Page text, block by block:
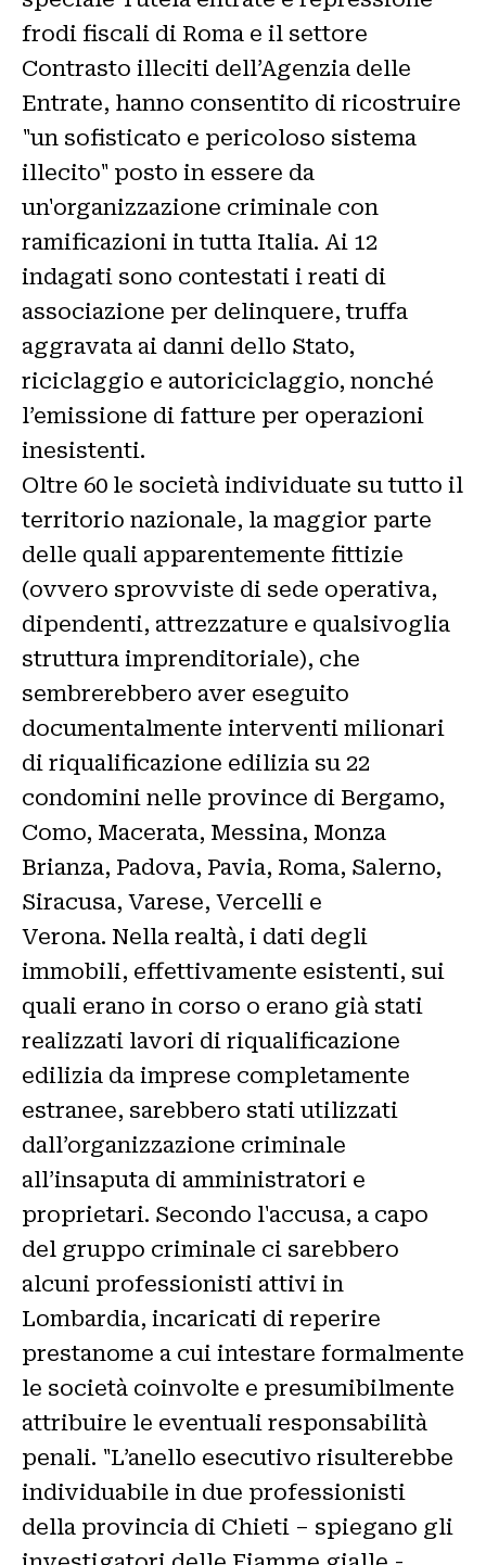
frodi fiscali di Roma e il settore
Contrasto illeciti dell’Agenzia delle
Entrate, hanno consentito di ricostruire
"un sofisticato e pericoloso sistema
illecito" posto in essere da
un'organizzazione criminale con
ramificazioni in tutta Italia. Ai 12
indagati sono contestati i reati di
associazione per delinquere, truffa
aggravata ai danni dello Stato,
riciclaggio e autoriciclaggio, nonché
l’emissione di fatture per operazioni
inesistenti.
Oltre 60 le società individuate su tutto il
territorio nazionale, la maggior parte
delle quali apparentemente fittizie
(ovvero sprovviste di sede operativa,
dipendenti, attrezzature e qualsivoglia
struttura imprenditoriale), che
sembrerebbero aver eseguito
documentalmente interventi milionari
di riqualificazione edilizia su 22
condomini nelle province di Bergamo,
Como, Macerata, Messina, Monza
Brianza, Padova, Pavia, Roma, Salerno,
Siracusa, Varese, Vercelli e
Verona. Nella realtà, i dati degli
immobili, effettivamente esistenti, sui
quali erano in corso o erano già stati
realizzati lavori di riqualificazione
edilizia da imprese completamente
estranee, sarebbero stati utilizzati
dall’organizzazione criminale
all’insaputa di amministratori e
proprietari. Secondo l'accusa, a capo
del gruppo criminale ci sarebbero
alcuni professionisti attivi in
Lombardia, incaricati di reperire
prestanome a cui intestare formalmente
le società coinvolte e presumibilmente
attribuire le eventuali responsabilità
penali. "L’anello esecutivo risulterebbe
individuabile in due professionisti
della provincia di Chieti – spiegano gli